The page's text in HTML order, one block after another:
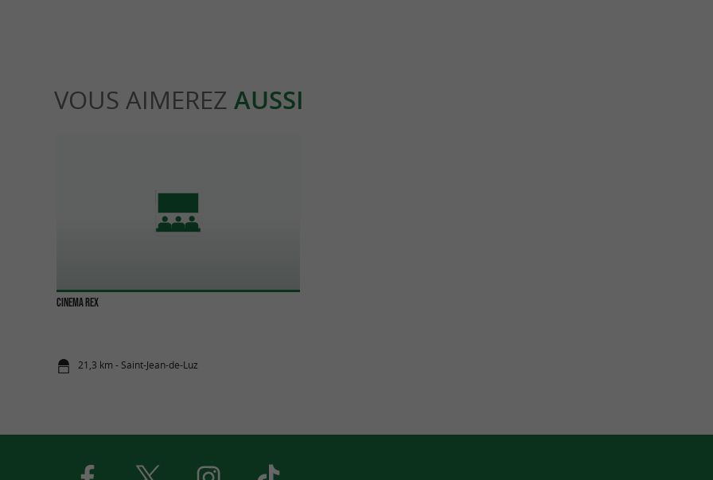
VOUS AIMEREZ AUSSI
CINEMA REX
21,3 km - Saint-Jean-de-Luz